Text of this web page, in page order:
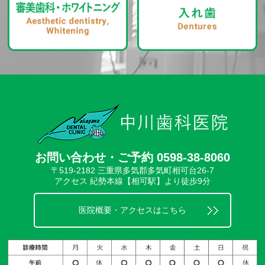
お問い合わせ・ご予約 0598-38-8060
〒519-2182 三重県多気郡多気町相可台26-7
アクセス 紀勢本線【相可駅】より徒歩9分
医院概要・アクセスはこちら